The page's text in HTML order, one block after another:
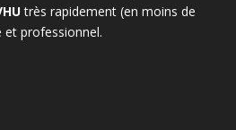
très rapidement (en moins de
et professionnel.